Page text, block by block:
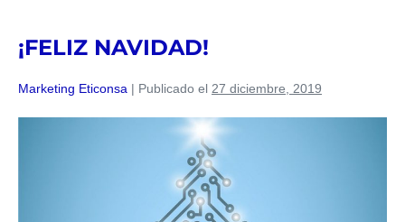
¡FELIZ NAVIDAD!
Marketing Eticonsa | Publicado el 27 diciembre, 2019